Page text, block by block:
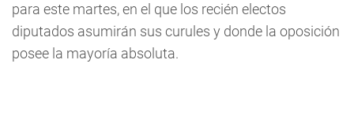
para este martes, en el que los recién electos
diputados asumirán sus curules y donde la oposición
posee la mayoría absoluta.